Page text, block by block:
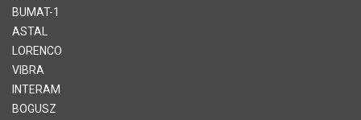
BUMAT-1
ASTAL
LORENCO
VIBRA
INTERAM
BOGUSZ